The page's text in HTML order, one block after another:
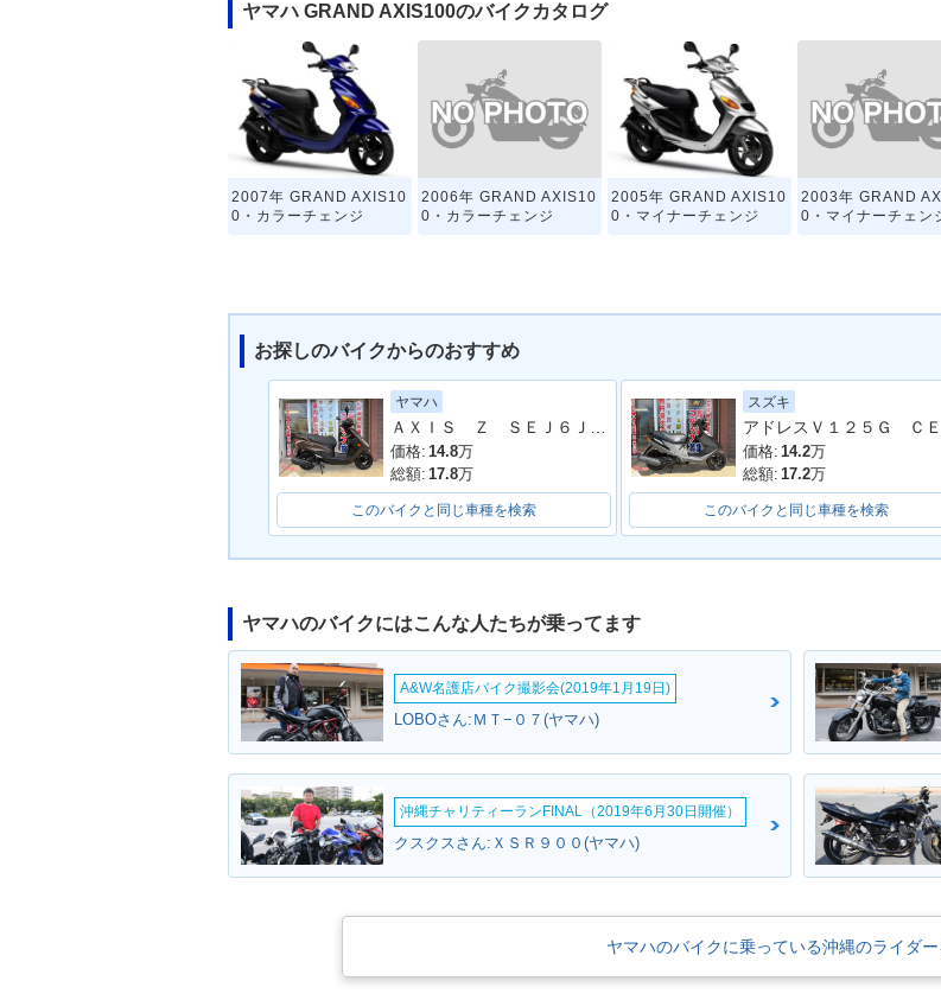
ヤマハ GRAND AXIS100のバイクカタログ
2007年 GRAND AXIS10
0・カラーチェンジ
2006年 GRAND AXIS10
0・カラーチェンジ
2005年 GRAND AXIS10
0・マイナーチェンジ
2003年 GRAND
0・マイナーチェン
お探しのバイクからのおすすめ
ヤマハ
価格: 14.8万
総額: 17.8万
このバイクと同じ車種を検索
スズキ
価格: 14.2万
総額: 17.2万
このバイクと同じ車種を検索
ヤマハのバイクにはこんな人たちが乗ってます
A&W名護店バイク撮影会(2019年1月19日)
LOBOさん:ＭＴ−０７(ヤマハ)
沖縄チャリティーランFINAL（2019年6月30日開催）
クスクスさん:ＸＳＲ９００(ヤマハ)
ヤマハのバイクに乗っている沖縄のライダー